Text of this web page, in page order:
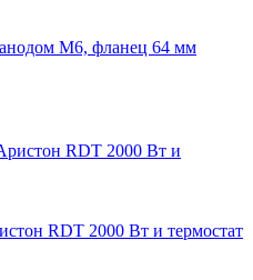
M6, фланец 64 мм
RDT 2000 Вт и термостат